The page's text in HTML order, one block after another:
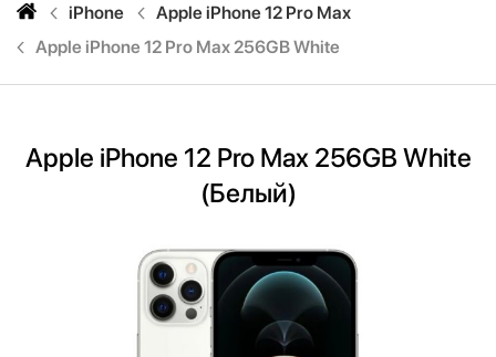
iPhone
Apple iPhone 12 Pro Max
Apple iPhone 12 Pro Max 256GB White
Apple iPhone 12 Pro Max 256GB White
(Белый)